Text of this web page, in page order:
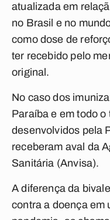
atualizada em
no Brasil e no
como dose de
ter recebido pelo
original.
No caso dos
Paraíba e em todo
desenvolvidos pela
receberam aval da
Sanitária (Anvisa).
A diferença da
contra a doença em